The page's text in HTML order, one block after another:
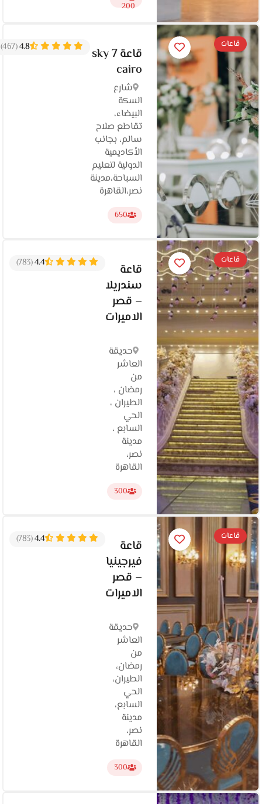
200
قاعات
قاعة sky 7
cairo
شارع
السكة
البيضاء،
تقاطع صلاح
سالم، بجانب
الأكاديمية
الدولية لتعليم
السباحة،مدينة
نصر،القاهرة
650
4.8
(467)
قاعات
قاعة
سندريلا
– قصر
الاميرات
حديقة
العاشر
من
رمضان ،
الطيران ،
الحي
السابع ،
مدينة
نصر،
القاهرة‬
300
4.4
(783)
قاعات
قاعة
فيرجينيا
– قصر
الاميرات
حديقة
العاشر
من
رمضان،
الطيران،
الحي
السابع،
مدينة
نصر،
القاهرة‬
300
4.4
(783)